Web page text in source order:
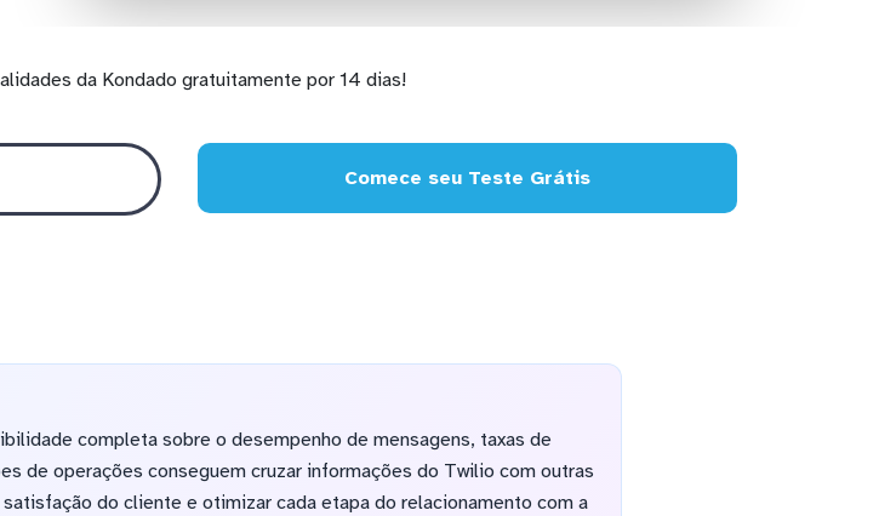
da Kondado gratuitamente por 14 dias!
Comece seu Teste Grátis
completa sobre o desempenho de mensagens, taxas de
de operações conseguem cruzar informações do Twilio com outras
do cliente e otimizar cada etapa do relacionamento com a